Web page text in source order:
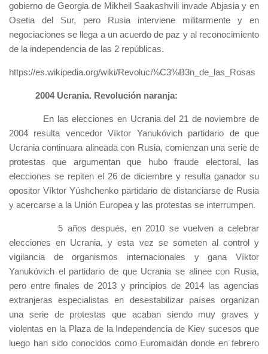
gobierno de Georgia de Mikheil Saakashvili invade Abjasia y en
Osetia del Sur, pero Rusia interviene militarmente y en
negociaciones se llega a un acuerdo de paz y al reconocimiento
de la independencia de las 2 repúblicas.
https://es.wikipedia.org/wiki/Revoluci%C3%B3n_de_las_Rosas
2004 Ucrania. Revolución naranja:
En las elecciones en Ucrania del 21 de noviembre de
2004 resulta vencedor Víktor Yanukóvich partidario de que
Ucrania continuara alineada con Rusia, comienzan una serie de
protestas que argumentan que hubo fraude electoral, las
elecciones se repiten el 26 de diciembre y resulta ganador su
opositor Víktor Yúshchenko partidario de distanciarse de Rusia
y acercarse a la Unión Europea y las protestas se interrumpen.
5 años después, en 2010 se vuelven a celebrar
elecciones en Ucrania, y esta vez se someten al control y
vigilancia de organismos internacionales y gana Víktor
Yanukóvich el partidario de que Ucrania se alinee con Rusia,
pero entre finales de 2013 y principios de 2014 las agencias
extranjeras especialistas en desestabilizar países organizan
una serie de protestas que acaban siendo muy graves y
violentas en la Plaza de la Independencia de Kiev sucesos que
luego han sido conocidos como Euromaidán donde en febrero